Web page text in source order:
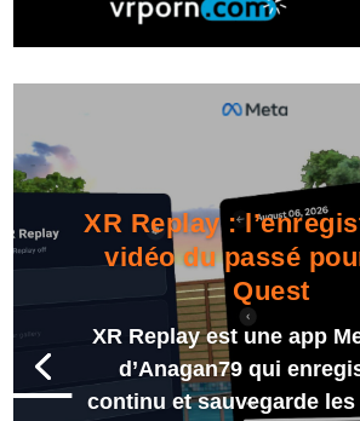
XR Replay :
vidéo du passé
Quest
XR Replay est une app
d’Anagan79 qui
continu et sauvegarde